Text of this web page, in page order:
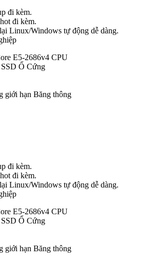
đi kèm.
đi kèm.
Linux/Windows tự động dễ dàng.
E5-2686v4 CPU
Ổ Cứng
giới hạn Băng thông
đi kèm.
đi kèm.
Linux/Windows tự động dễ dàng.
E5-2686v4 CPU
Ổ Cứng
giới hạn Băng thông